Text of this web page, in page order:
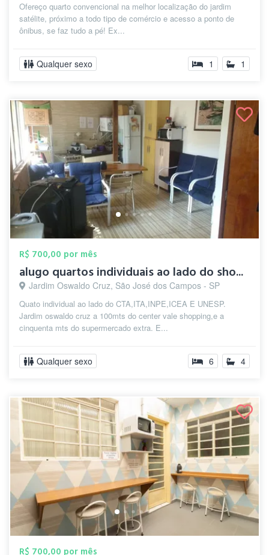
Ofereço quarto convencional na melhor localização do jardim
satélite, próximo a todo tipo de comércio e acesso a ponto de
ônibus, se faz tudo a pé! Ex...
Qualquer sexo 1 1
R$ 700,00 por mês
alugo quartos individuais ao lado do sho...
Jardim Oswaldo Cruz, São José dos Campos - SP
Quato individual ao lado do CTA,ITA,INPE,ICEA E UNESP.
Jardim oswaldo cruz a 100mts do center vale shopping,e a
cinquenta mts do supermercado extra. E...
Qualquer sexo 6 4
R$ 700,00 por mês